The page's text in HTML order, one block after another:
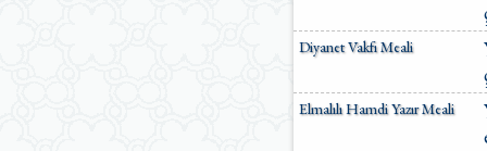
Diyanet Vakfı Meali
Elmalılı Hamdi Yazır Meali